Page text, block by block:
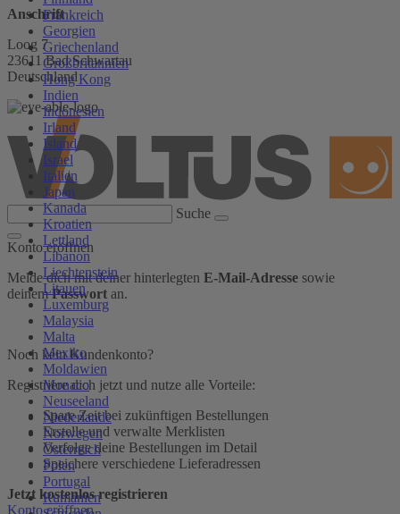
Frankreich
Georgien
Griechenland
Großbritannien
Hong Kong
Indien
Indonesien
Irland
Island
Israel
Italien
Japan
Kanada
Kroatien
Lettland
Libanon
Liechtenstein
Litauen
Luxemburg
Malaysia
Malta
Mexiko
Moldawien
Monaco
Neuseeland
Niederlande
Norwegen
Österreich
Polen
Portugal
Rumänien
Anschrift
Loog 7
23611 Bad Schwartau
Deutschland
Suche
Konto eröffnen
Melde dich mit deiner hinterlegten E-Mail-Adresse sowie
deinemPasswort an.
Noch kein Kundenkonto?
Registriere dich jetzt und nutze alle Vorteile:
Spare Zeit bei zukünftigen Bestellungen
Erstelle und verwalte Merklisten
Verfolge deine Bestellungen im Detail
Speichere verschiedene Lieferadressen
Jetzt kostenlos registrieren
Konto eröffnen